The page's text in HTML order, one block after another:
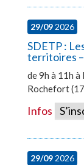
29/092026
SDETP :
territoires –
de 9h à 11h à
Rochefort
Infos
29/092026